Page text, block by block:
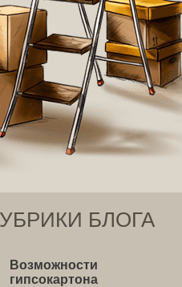
БЛОГА
Возможности
гипсокартона